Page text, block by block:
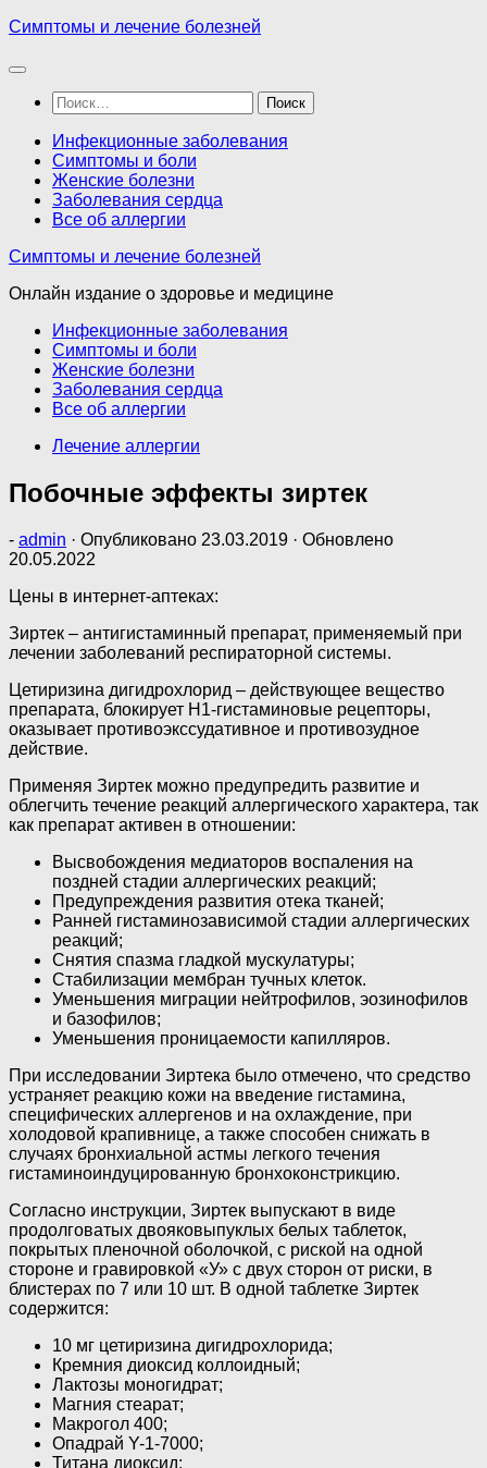
Перейти
содержимому
Симптомы и лечение болезней
Найти:
Инфекционные заболевания
Симптомы и боли
Женские болезни
Заболевания сердца
Все об аллергии
Симптомы и лечение болезней
Онлайн издание о здоровье и медицине
Инфекционные заболевания
Симптомы и боли
Женские болезни
Заболевания сердца
Все об аллергии
Лечение аллергии
Побочные эффекты зиртек
- admin · Опубликовано 23.03.2019 · Обновлено
20.05.2022
Цены в интернет-аптеках:
Зиртек – антигистаминный препарат, применяемый при
лечении заболеваний респираторной системы.
Цетиризина дигидрохлорид – действующее вещество
препарата, блокирует Н1-гистаминовые рецепторы,
оказывает противоэкссудативное и противозудное
действие.
Применяя Зиртек можно предупредить развитие и
облегчить течение реакций аллергического характера, так
как препарат активен в отношении:
Высвобождения медиаторов воспаления на
поздней стадии аллергических реакций;
Предупреждения развития отека тканей;
Ранней гистаминозависимой стадии аллергических
реакций;
Снятия спазма гладкой мускулатуры;
Стабилизации мембран тучных клеток.
Уменьшения миграции нейтрофилов, эозинофилов
и базофилов;
Уменьшения проницаемости капилляров.
При исследовании Зиртека было отмечено, что средство
устраняет реакцию кожи на введение гистамина,
специфических аллергенов и на охлаждение, при
холодовой крапивнице, а также способен снижать в
случаях бронхиальной астмы легкого течения
гистаминоиндуцированную бронхоконстрикцию.
Согласно инструкции, Зиртек выпускают в виде
продолговатых двояковыпуклых белых таблеток,
покрытых пленочной оболочкой, с риской на одной
стороне и гравировкой «У» с двух сторон от риски, в
блистерах по 7 или 10 шт. В одной таблетке Зиртек
содержится:
10 мг цетиризина дигидрохлорида;
Кремния диоксид коллоидный;
Лактозы моногидрат;
Магния стеарат;
Макрогол 400;
Опадрай Y-1-7000;
Титана диоксид;